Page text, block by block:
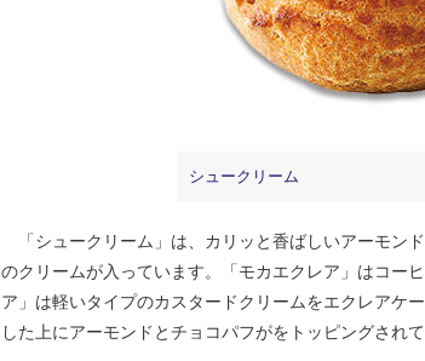
シュークリーム
「シュークリーム」は、カリッと香ばしいアーモン
のクリームが入っています。「モカエクレア」はコー
ア」は軽いタイプのカスタードクリームをエクレアケ
した上にアーモンドとチョコパフがをトッピングされて